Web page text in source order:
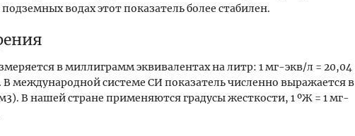
водах этот показатель более стабилен.
в миллиграмм эквивалентах на литр: 1 мг-экв/л = 20,04
В международной системе СИ показатель численно выражается в
В нашей стране применяются градусы жесткости, 1 ºЖ = 1 мг-